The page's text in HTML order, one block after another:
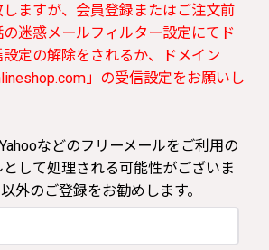
ますが、会員登録またはご注文前
迷惑メールフィルター設定にてド
定の解除をされるか、ドメイン
」の受信設定をお願いし
などのフリーメールをご利用の
して処理される可能性がございま
外のご登録をお勧めします。